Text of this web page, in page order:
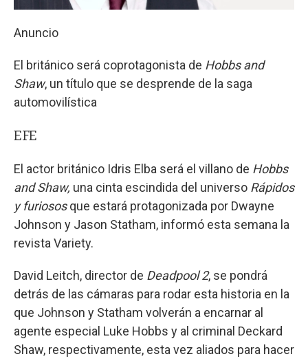
Anuncio
El británico será coprotagonista de Hobbs and
Shaw, un título que se desprende de la saga
automovilística
EFE
El actor británico Idris Elba será el villano de Hobbs
and Shaw, una cinta escindida del universo Rápidos
y furiososque estará protagonizada por Dwayne
Johnson y Jason Statham, informó esta semana la
revista Variety.
David Leitch, director de Deadpool 2, se pondrá
detrás de las cámaras para rodar esta historia en la
que Johnson y Statham volverán a encarnar al
agente especial Luke Hobbs y al criminal Deckard
Shaw, respectivamente, esta vez aliados para hacer